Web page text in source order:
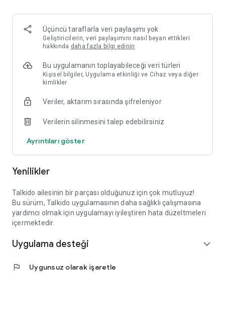
🧠 Terapist Onaylı İçerik – Konuşma terapistleri ve özel eğitim
uzmanlarıyla birlikte geliştirilmiştir.
📊 Akıllı Gelişim Takibi – Tepki süresi, doğru/yanlış oranı ve
aktivite kayıtları uygulamada görülebilir.
odaklanmayı ve sosyal etkileşimi artırır.
🌍 İki Dilli Öğrenme Desteği – Bilingual aileler ve çok kültürlü
sınıflar için ideal.
Evde ya da terapi merkezinde, Talkido çocuğunuzla birlikte
Çocuğunuzun ihtiyaçlarını, düşüncelerini ve duygularını ifade
etmesine destek olun — oyunla, sesle ve sevgiyle.
Uygulamayı indirin. Talkido Mio’yu açın. Öğrenme başlasın.
Destek veya geri bildirim için bize her zaman ulaşabilirsiniz:
📩 wecare@talkido.co
Üçüncü taraflarla veri paylaşımı yok
Geliştiricilerin, veri paylaşımını nasıl beyan ettikleri
hakkında daha fazla bilgi edinin
Bu uygulamanın toplayabileceği veri türleri
Kişisel bilgiler, Uygulama etkinliği ve Cihaz veya diğer
kimlikler
Veriler, aktarım sırasında şifreleniyor
Verilerin silinmesini talep edebilirsiniz
Ayrıntıları göster
Yenilikler
Talkido ailesinin bir parçası olduğunuz için çok mutluyuz!
Bu sürüm, Talkido uygulamasının daha sağlıklı çalışmasına
yardımcı olmak için uygulamayı iyileştiren hata düzeltmeleri
içermektedir.
Uygulama desteği expand_more
flag Uygunsuz olarak işaretle